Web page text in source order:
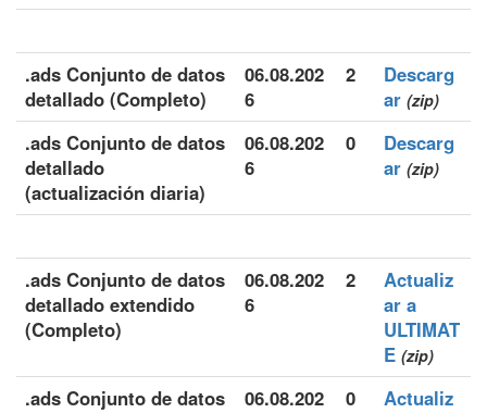
.ads Conjunto de datos
detallado (Completo)
06.08.202
6
2
Descarg
ar (zip)
.ads Conjunto de datos
detallado
(actualización diaria)
06.08.202
6
0
Descarg
ar (zip)
.ads Conjunto de datos
detallado extendido
(Completo)
06.08.202
6
2
Actualiz
ar a
ULTIMAT
E (zip)
.ads Conjunto de datos
06.08.202
0
Actualiz